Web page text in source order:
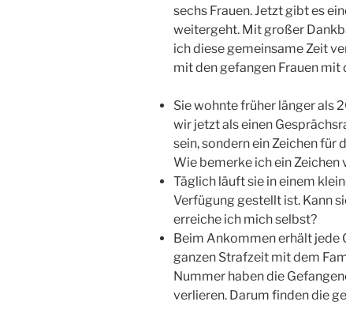
sechs Frauen. Jetzt gibt es
weitergeht. Mit großer
ich diese gemeinsame Zeit
mit den gefangen Frauen mit
Sie wohnte früher länger als
wir jetzt als einen
sein, sondern ein Zeichen für
Wie bemerke ich ein Zeichen
Täglich läuft sie in einem
Verfügung gestellt ist. Kann
erreiche ich mich selbst?
Beim Ankommen erhält jede
ganzen Strafzeit mit dem
Nummer haben die
verlieren. Darum finden die